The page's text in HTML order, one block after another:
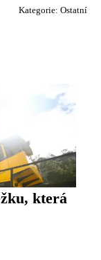
Kategorie: Ostatní
která